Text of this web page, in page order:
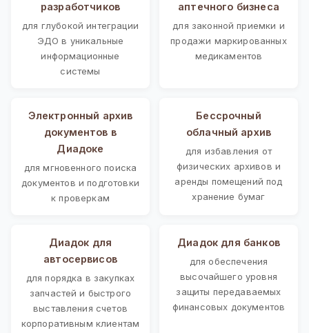
разработчиков
для глубокой интеграции
ЭДО в уникальные
информационные
системы
аптечного бизнеса
для законной приемки и
продажи маркированных
медикаментов
Электронный архив
документов в
Диадоке
для мгновенного поиска
документов и подготовки
к проверкам
Бессрочный
облачный архив
для избавления от
физических архивов и
аренды помещений под
хранение бумаг
Диадок для
автосервисов
для порядка в закупках
запчастей и быстрого
выставления счетов
корпоративным клиентам
Диадок для банков
для обеспечения
высочайшего уровня
защиты передаваемых
финансовых документов